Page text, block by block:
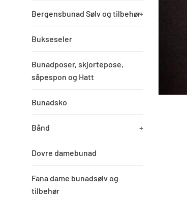
Bergensbunad Sølv og tilbehør+
Bukseseler
Bunadposer, skjortepose,
såpespon og Hatt
Bunadsko
Bånd +
Dovre damebunad
Fana dame bunadsølv og
tilbehør